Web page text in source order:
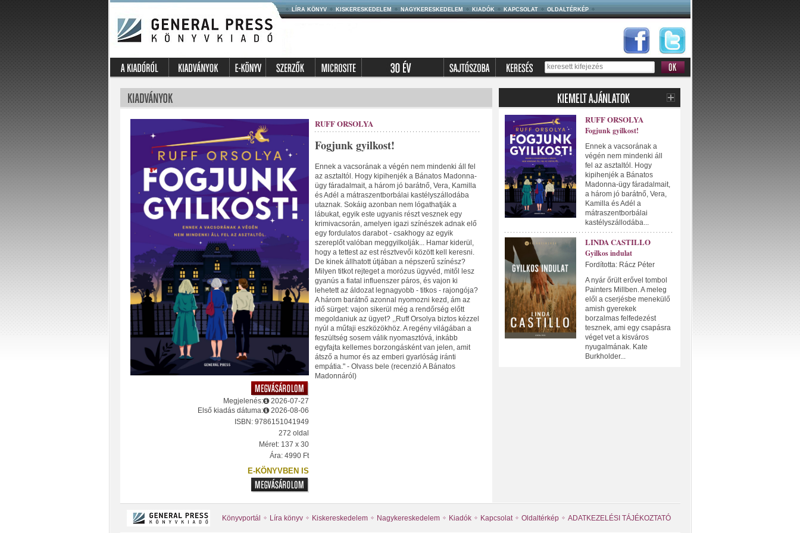
LÍRA KÖNYV KISKERESKEDELEM NAGYKERESKEDELEM KIADÓK KAPCSOLAT OLDALTÉRKÉP
Megjelenés:
2026-07-27
Első kiadás dátuma:
2026-08-06
ISBN: 9786151041949
272 oldal
Méret: 137 x 30
Ára: 4990 Ft
E-KÖNYVBEN IS
RUFF ORSOLYA
Fogjunk gyilkost!
Ennek a vacsorának a végén nem mindenki áll fel
az asztaltól. Hogy kipihenjék a Bánatos Madonna-
ügy fáradalmait, a három jó barátnő, Vera, Kamilla
és Adél a mátraszentborbálai kastélyszállodába
utaznak. Sokáig azonban nem lógathatják a
lábukat, egyik este ugyanis részt vesznek egy
krimivacsorán, amelyen igazi színészek adnak elő
egy fordulatos darabot - csakhogy az egyik
szereplőt valóban meggyilkolják... Hamar kiderül,
hogy a tettest az est résztvevői között kell keresni.
De kinek állhatott útjában a népszerű színész?
Milyen titkot rejteget a morózus ügyvéd, mitől lesz
gyanús a fiatal influenszer páros, és vajon ki
lehetett az áldozat legnagyobb - titkos - rajongója?
A három barátnő azonnal nyomozni kezd, ám az
idő sürget: vajon sikerül még a rendőrség előtt
megoldaniuk az ügyet? ,,Ruff Orsolya biztos kézzel
nyúl a műfaji eszközökhöz. A regény világában a
feszültség sosem válik nyomasztóvá, inkább
egyfajta kellemes borzongásként van jelen, amit
átsző a humor és az emberi gyarlóság iránti
empátia." - Olvass bele (recenzió A Bánatos
Madonnáról)
RUFF ORSOLYA
Fogjunk gyilkost!
Ennek a vacsorának a
végén nem mindenki áll
fel az asztaltól. Hogy
kipihenjék a Bánatos
Madonna-ügy fáradalmait,
a három jó barátnő, Vera,
Kamilla és Adél a
mátraszentborbálai
kastélyszállodába...
LINDA CASTILLO
Gyilkos indulat
Fordította: Rácz Péter
A nyár őrült erővel tombol
Painters Millben. A meleg
elől a cserjésbe menekülő
amish gyerekek
borzalmas felfedezést
tesznek, ami egy csapásra
véget vet a kisváros
nyugalmának. Kate
Burkholder...
Könyvportál Líra könyv Kiskereskedelem Nagykereskedelem Kiadók Kapcsolat Oldaltérkép ADATKEZELÉSI TÁJÉKOZTATÓ